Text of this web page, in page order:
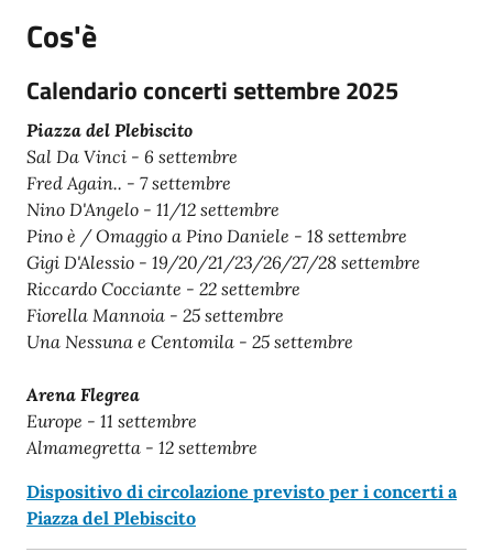
Cos'è
Calendario concerti settembre 2025
Piazza del Plebiscito
Sal Da Vinci - 6 settembre
Fred Again.. - 7 settembre
Nino D'Angelo - 11/12 settembre
Pino è / Omaggio a Pino Daniele - 18 settembre
Gigi D'Alessio - 19/20/21/23/26/27/28 settembre
Riccardo Cocciante - 22 settembre
Fiorella Mannoia - 25 settembre
Una Nessuna e Centomila - 25 settembre
Arena Flegrea
Europe - 11 settembre
Almamegretta - 12 settembre
Dispositivo di circolazione previsto per i concerti a
Piazza del Plebiscito